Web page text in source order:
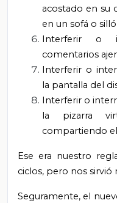
acostado en su
en un sofá o
Interferir o
comentarios
Interferir o
la pantalla del
Interferir o
la pizarra
compartiendo
Ese era nuestro
ciclos, pero nos sirvió
Seguramente, el